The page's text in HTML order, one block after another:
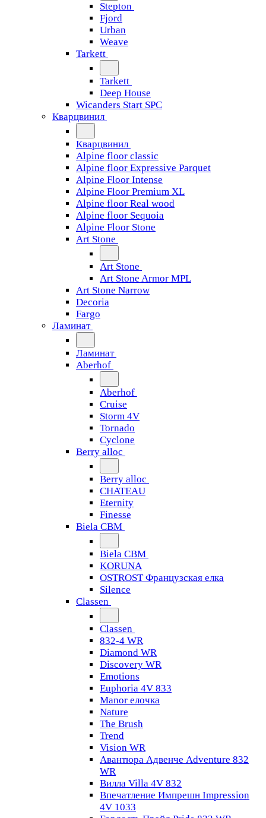
Stepton
Fjord
Urban
Weave
Tarkett
Tarkett
Deep House
Wicanders Start SPC
Кварцвинил
Кварцвинил
Alpine floor classic
Alpine floor Expressive Parquet
Alpine Floor Intense
Alpine Floor Premium XL
Alpine floor Real wood
Alpine floor Sequoia
Alpine Floor Stone
Art Stone
Art Stone
Art Stone Armor MPL
Art Stone Narrow
Decoria
Fargo
Ламинат
Ламинат
Aberhof
Aberhof
Cruise
Storm 4V
Tornado
Сyclone
Berry alloc
Berry alloc
CHATEAU
Eternity
Finesse
Biela CBM
Biela CBM
KORUNA
OSTROST Французская елка
Silence
Classen
Classen
832-4 WR
Diamond WR
Discovery WR
Emotions
Euphoria 4V 833
Manor елочка
Nature
The Brush
Trend
Vision WR
Авантюра Адвенче Adventure 832
WR
Вилла Villa 4V 832
Впечатление Импрешн Impression
4V 1033